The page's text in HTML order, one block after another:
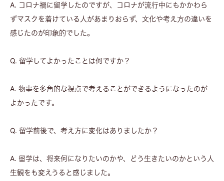
A. コロナ禍に留学したのですが、コロナが流行中にもかかわら
ずマスクを着けている人があまりおらず、文化や考え方の違いを
感じたのが印象的でした。
Q. 留学してよかったことは何ですか？
A. 物事を多角的な視点で考えることができるようになったのが
よかったです。
Q. 留学前後で、考え方に変化はありましたか？
A. 留学は、将来何になりたいのかや、どう生きたいのかという人
生観をも変えうると感じました。